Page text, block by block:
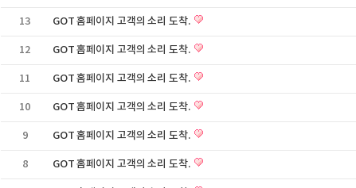
13 GOT 홈페이지 고객의 소리 도착.
12 GOT 홈페이지 고객의 소리 도착.
11 GOT 홈페이지 고객의 소리 도착.
10 GOT 홈페이지 고객의 소리 도착.
9 GOT 홈페이지 고객의 소리 도착.
8 GOT 홈페이지 고객의 소리 도착.